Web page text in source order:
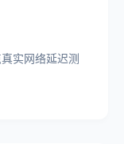
实网络延迟测